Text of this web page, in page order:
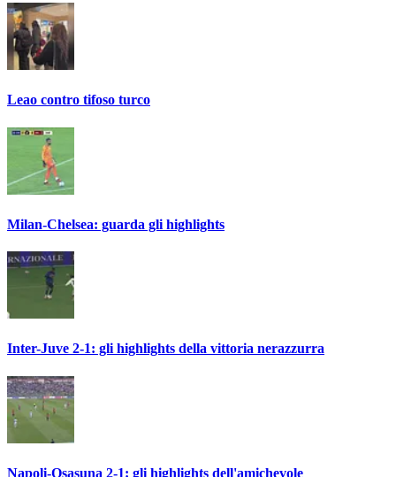
Leao contro tifoso turco
Milan-Chelsea: guarda gli highlights
Inter-Juve 2-1: gli highlights della vittoria nerazzurra
Napoli-Osasuna 2-1: gli highlights dell'amichevole